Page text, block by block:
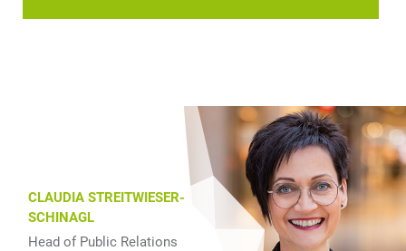
CLAUDIA STREITWIESER-
SCHINAGL
Head of Public Relations